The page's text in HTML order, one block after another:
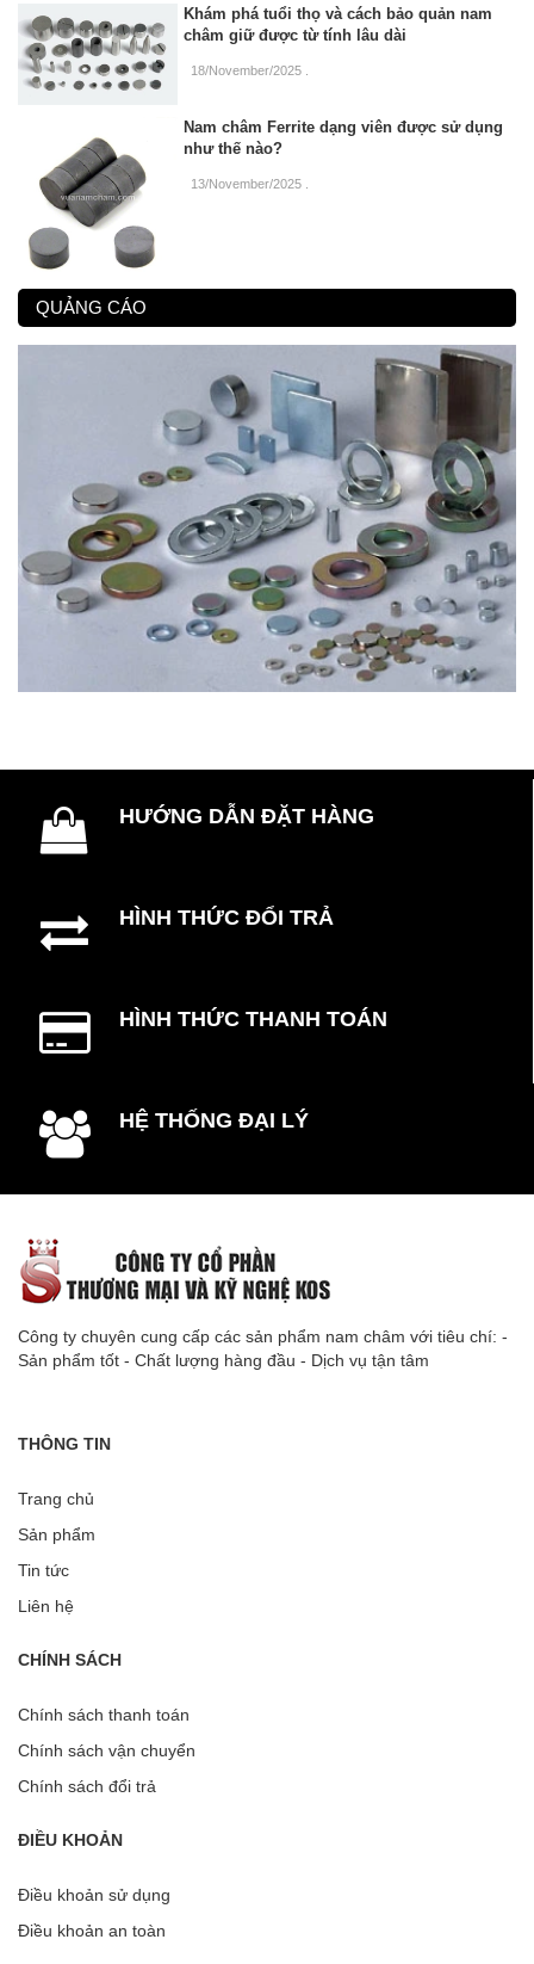
Khám phá tuổi thọ và cách bảo quản nam
châm giữ được từ tính lâu dài
18/November/2025
Nam châm Ferrite dạng viên được sử dụng
như thế nào?
13/November/2025
QUẢNG CÁO
HƯỚNG DẪN ĐẶT HÀNG
HÌNH THỨC ĐỔI TRẢ
HÌNH THỨC THANH TOÁN
HỆ THỐNG ĐẠI LÝ
Công ty chuyên cung cấp các sản phẩm nam châm với tiêu chí: -
Sản phẩm tốt - Chất lượng hàng đầu - Dịch vụ tận tâm
THÔNG TIN
Trang chủ
Sản phẩm
Tin tức
Liên hệ
CHÍNH SÁCH
Chính sách thanh toán
Chính sách vận chuyển
Chính sách đổi trả
ĐIỀU KHOẢN
Điều khoản sử dụng
Điều khoản an toàn